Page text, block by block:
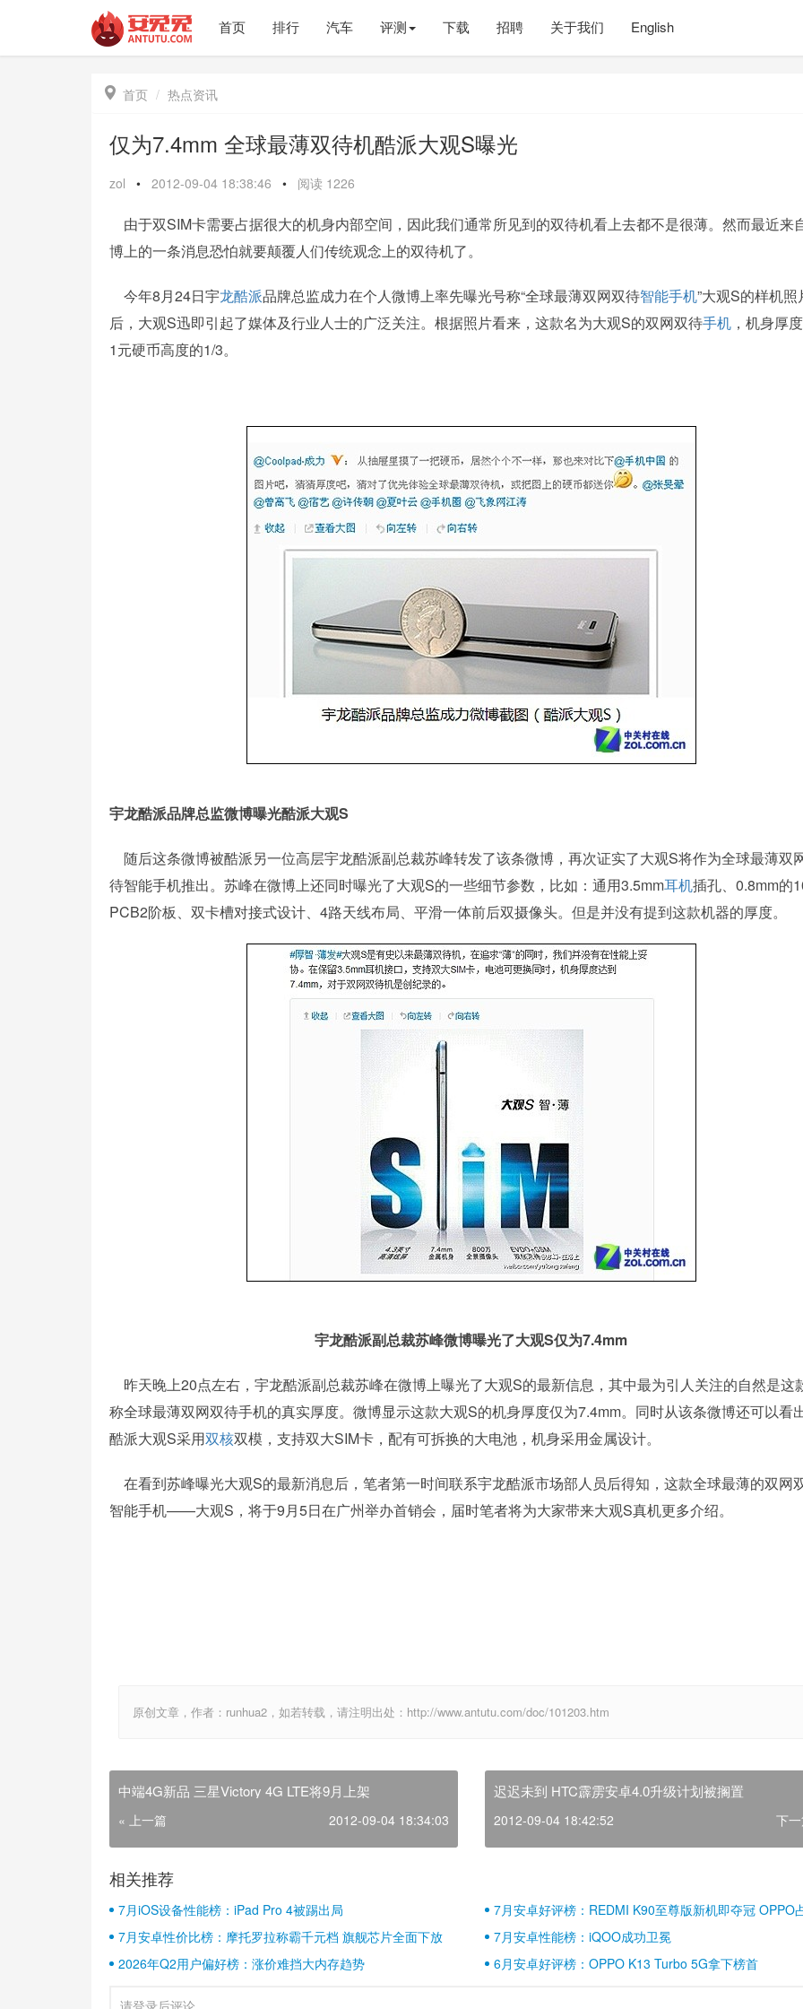
首页 排行 汽车 评测 下载 招聘 关于我们 English
 首页 热点资讯
仅为7.4mm 全球最薄双待机酷派大观S曝光
zol • 2012-09-04 18:38:46 • 阅读 1226
由于双SIM卡需要占据很大的机身内部空间，因此我们通常所见到的双待机看上去都不是很薄。然而最近来
博上的一条消息恐怕就要颠覆人们传统观念上的双待机了。
今年8月24日宇龙酷派品牌总监成力在个人微博上率先曝光号称“全球最薄双网双待智能手机”大观S的样机照
后，大观S迅即引起了媒体及行业人士的广泛关注。根据照片看来，这款名为大观S的双网双待手机 ，机身厚
1元硬币高度的1/3。
宇龙酷派品牌总监微博曝光酷派大观S
随后这条微博被酷派另一位高层宇龙酷派副总裁苏峰转发了该条微博，再次证实了大观S将作为全球最薄双
待智能手机推出。苏峰在微博上还同时曝光了大观S的一些细节参数，比如：通用3.5mm耳机插孔、0.8mm的
PCB2阶板、双卡槽对接式设计、4路天线布局、平滑一体前后双摄像头。但是并没有提到这款机器的厚度。
宇龙酷派副总裁苏峰微博曝光了大观S仅为7.4mm
昨天晚上20点左右，宇龙酷派副总裁苏峰在微博上曝光了大观S的最新信息，其中最为引人关注的自然是这
称全球最薄双网双待手机的真实厚度。微博显示这款大观S的机身厚度仅为7.4mm。同时从该条微博还可以看
酷派大观S采用双核双模，支持双大SIM卡，配有可拆换的大电池，机身采用金属设计。
在看到苏峰曝光大观S的最新消息后，笔者第一时间联系宇龙酷派市场部人员后得知，这款全球最薄的双网
智能手机——大观S，将于9月5日在广州举办首销会，届时笔者将为大家带来大观S真机更多介绍。
原创文章，作者：runhua2，如若转载，请注明出处：http://www.antutu.com/doc/101203.htm
中端4G新品 三星Victory 4G LTE将9月上架
« 上一篇 2012-09-04 18:34:03
迟迟未到 HTC霹雳安卓4.0升级计划被搁置
2012-09-04 18:42:52 下
相关推荐
7月iOS设备性能榜：iPad Pro 4被踢出局
7月安卓好评榜：REDMI K90至尊版新机即夺冠 OPPO
壁江山
7月安卓性价比榜：摩托罗拉称霸千元档 旗舰芯片全面下放
7月安卓性能榜：iQOO成功卫冕
2026年Q2用户偏好榜：涨价难挡大内存趋势
6月安卓好评榜：OPPO K13 Turbo 5G拿下榜首